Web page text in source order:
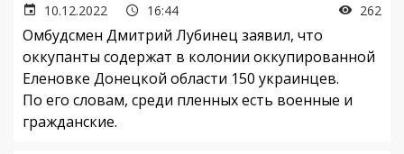
10.12.2022 16:44 262
Омбудсмен Дмитрий Лубинец заявил, что
оккупанты содержат в колонии оккупированной
Еленовке Донецкой области 150 украинцев.
По его словам, среди пленных есть военные и
гражданские.